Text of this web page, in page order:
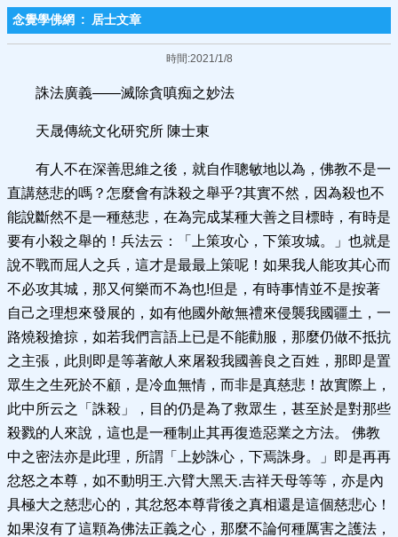
念覺學佛網 : 居士文章
時間:2021/1/8
誅法廣義——滅除貪嗔痴之妙法
天晟傳統文化研究所 陳士東
有人不在深善思維之後，就自作聰敏地以為，佛教不是一
直講慈悲的嗎？怎麼會有誅殺之舉乎?其實不然，因為殺也不
能說斷然不是一種慈悲，在為完成某種大善之目標時，有時是
要有小殺之舉的！兵法云：「上策攻心，下策攻城。」也就是
說不戰而屈人之兵，這才是最最上策呢！如果我人能攻其心而
不必攻其城，那又何樂而不為也!但是，有時事情並不是按著
自己之理想來發展的，如有他國外敵無禮來侵襲我國疆土，一
路燒殺搶掠，如若我們言語上已是不能勸服，那麼仍做不抵抗
之主張，此則即是等著敵人來屠殺我國善良之百姓，那即是置
眾生之生死於不顧，是冷血無情，而非是真慈悲！故實際上，
此中所云之「誅殺」，目的仍是為了救眾生，甚至於是對那些
殺戮的人來說，這也是一種制止其再復造惡業之方法。 佛教
中之密法亦是此理，所謂「上妙誅心，下焉誅身。」即是再再
忿怒之本尊，如不動明王.六臂大黑天.吉祥天母等等，亦是內
具極大之慈悲心的，其忿怒本尊背後之真相還是這個慈悲心！
如果沒有了這顆為佛法正義之心，那麼不論何種厲害之護法，